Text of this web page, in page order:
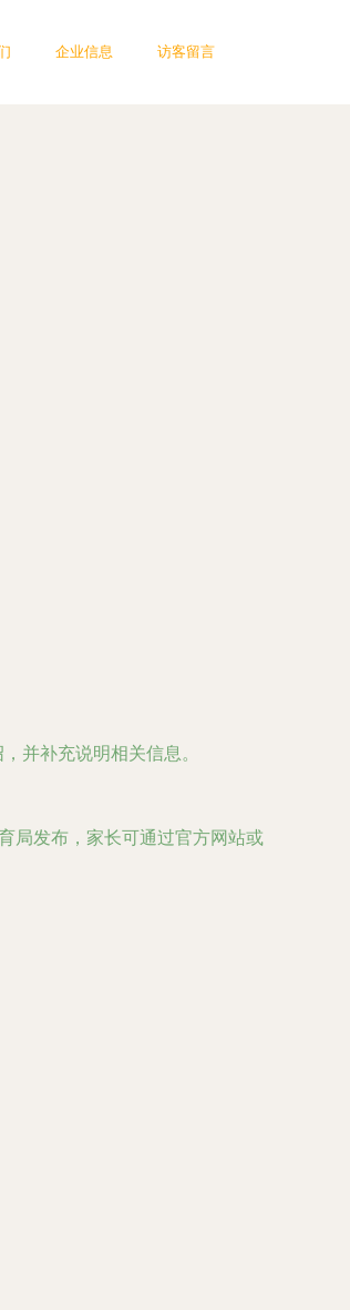
企业信息 访客留言
并补充说明相关信息。
局发布，家长可通过官方网站或